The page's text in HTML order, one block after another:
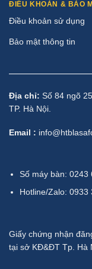
ĐIỀU KHOẢN & BẢO
Điều khoản sử dụng
Bảo mật thông tin
Địa chỉ: Số 84 ngõ
TP. Hà Nội.
Email :
Số máy bàn: 0243
Hotline/Zalo: 0933
Giấy chứng nhận
tại sở KĐ&ĐT Tp. Hà